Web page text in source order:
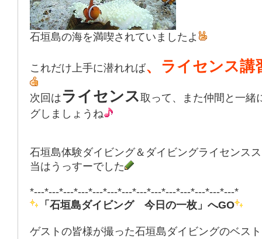
石垣島の海を満喫されていましたよ
これだけ上手に潜れれば、ライセンス講
次回はライセンス取って、また仲間と一緒
グしましょうね
石垣島体験ダイビング＆ダイビングライセンス
当はうっすーでした
*---*---*---*---*---*---*---*---*---*---*---*---*---*---*
「石垣島ダイビング 今日の一枚」へGO
ゲストの皆様が撮った石垣島ダイビングのベス